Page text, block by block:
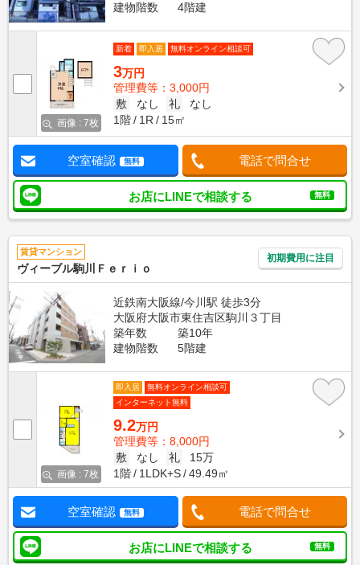
建物階数
4階建
画像 : 7枚
新着 即入居 無料オンライン相談可
3万円
管理費等：3,000円
敷
なし 礼
なし
1階
1R 15㎡
空室確認 無料 電話で問合せ
お店にLINEで相談する 無料
賃貸マンション
ヴィーブル駒川Ｆｅｒｉｏ
初期費用に注目
近鉄南大阪線/今川駅 徒歩3分
大阪府大阪市東住吉区駒川３丁目
築年数
築10年
建物階数
5階建
画像 : 7枚
即入居
無料オンライン相談可
インターネット無料
9.2万円
管理費等：8,000円
敷
なし 礼
15万
1階
1LDK+S 49.49㎡
空室確認 無料 電話で問合せ
お店にLINEで相談する 無料